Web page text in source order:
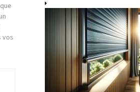
vos